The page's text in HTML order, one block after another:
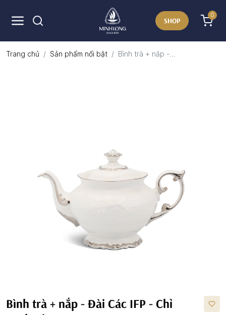
SHOP
0
Trang chủ Sản phẩm nổi bật Bình trà + nắp -...
Bình trà + nắp - Đài Các IFP - Chỉ